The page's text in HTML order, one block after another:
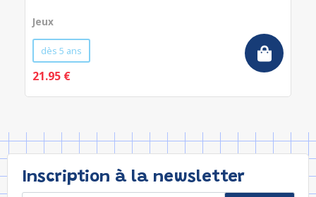
Jeux
dès 5 ans
21.95 €
Inscription à la newsletter